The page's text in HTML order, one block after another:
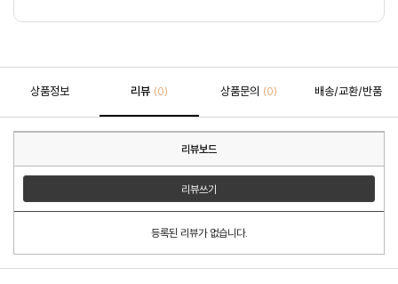
상품정보 리뷰 (0) 상품문의 (0) 배송/교환/반품
리뷰보드
리뷰쓰기
등록된 리뷰가 없습니다.